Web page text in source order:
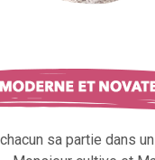
sa partie dans